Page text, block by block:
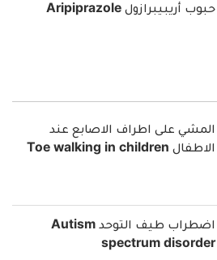
حبوب أريبيبرازول Aripiprazole
المشي على اطراف الاصابع عند
الاطفال Toe walking in children
اضطراب طيف التوحد Autism
spectrum disorder